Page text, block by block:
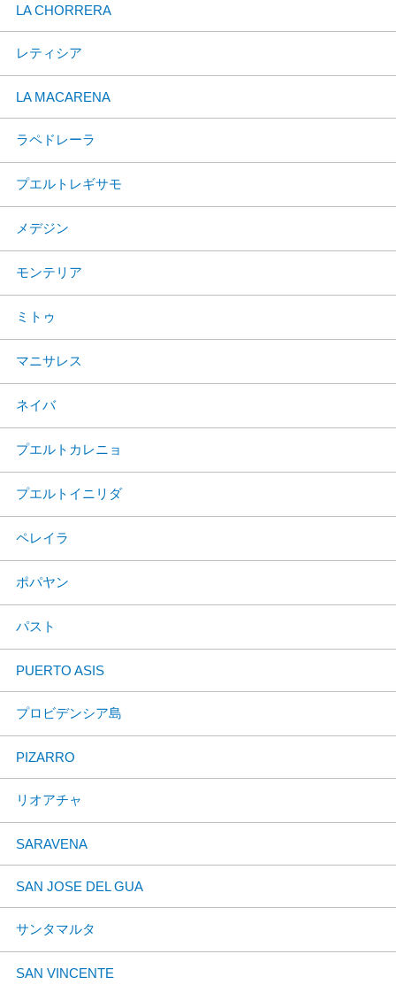
LA CHORRERA
レティシア
LA MACARENA
ラペドレーラ
プエルトレギサモ
メデジン
モンテリア
ミトゥ
マニサレス
ネイバ
プエルトカレニョ
プエルトイニリダ
ペレイラ
ポパヤン
パスト
PUERTO ASIS
プロビデンシア島
PIZARRO
リオアチャ
SARAVENA
SAN JOSE DEL GUA
サンタマルタ
SAN VINCENTE